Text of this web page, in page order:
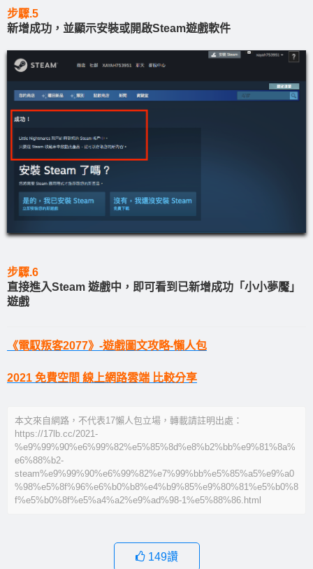
步驟.5
新增成功，並顯示安裝或開啟Steam遊戲軟件
步驟.6
直接進入Steam 遊戲中，即可看到已新增成功「小小夢魘」
遊戲
《電馭叛客2077》-遊戲圖文攻略-懶人包
2021 免費空間 線上網路雲端 比較分享
本文來自網路，不代表17懶人包立場，轉載請註明出處：
https://17lb.cc/2021-
%e9%99%90%e6%99%82%e5%85%8d%e8%b2%bb%e9%81%8a%
e6%88%b2-
steam%e9%99%90%e6%99%82%e7%99%bb%e5%85%a5%e9%a0
%98%e5%8f%96%e6%b0%b8%e4%b9%85%e9%80%81%e5%b0%8
f%e5%b0%8f%e5%a4%a2%e9%ad%98-1%e5%88%86.html
149讚